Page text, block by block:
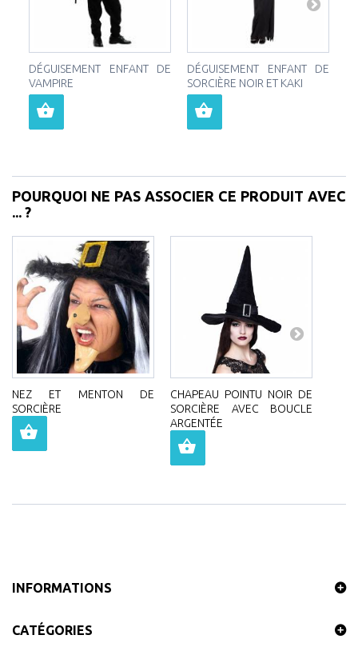
DÉGUISEMENT ENFANT DE
VAMPIRE
DÉGUISEMENT ENFANT DE
SORCIÈRE NOIR ET KAKI
POURQUOI NE PAS ASSOCIER CE PRODUIT AVEC
... ?
NEZ ET MENTON DE
SORCIÈRE
CHAPEAU POINTU NOIR DE
SORCIÈRE AVEC BOUCLE
ARGENTÉE
INFORMATIONS
CATÉGORIES